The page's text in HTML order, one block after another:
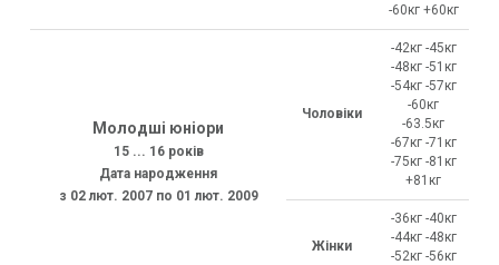
-60кг +60кг
Молодші юніори
15 ... 16 років
Дата народження
з 02 лют. 2007 по 01 лют. 2009
Чоловіки
-42кг -45кг
-48кг -51кг
-54кг -57кг
-60кг
-63.5кг
-67кг -71кг
-75кг -81кг
+81кг
Жінки
-36кг -40кг
-44кг -48кг
-52кг -56кг